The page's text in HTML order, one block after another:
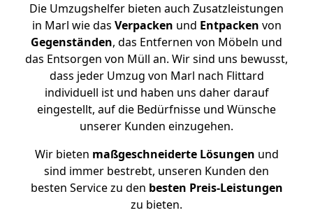
Die Umzugshelfer bieten auch Zusatzleistungen
in Marl wie das Verpacken und Entpacken von
Gegenständen, das Entfernen von Möbeln und
das Entsorgen von Müll an. Wir sind uns bewusst,
dass jeder Umzug von Marl nach Flittard
individuell ist und haben uns daher darauf
eingestellt, auf die Bedürfnisse und Wünsche
unserer Kunden einzugehen.
Wir bieten maßgeschneiderte Lösungen und
sind immer bestrebt, unseren Kunden den
besten Service zu den besten Preis-Leistungen
zu bieten.